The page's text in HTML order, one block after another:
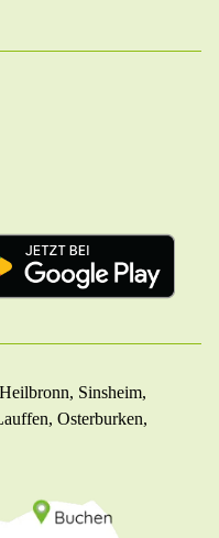
Sinsheim,
Osterburken,